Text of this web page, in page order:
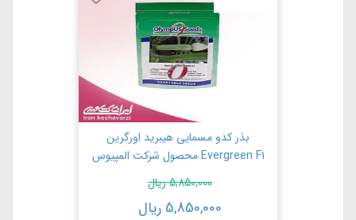
بذر کدو مسمایی هیبرید اورگرین
Evergreen F1 محصول شرکت المپیوس
سیدز آمریکا
5,850,000ریال
5,850,000 ریال